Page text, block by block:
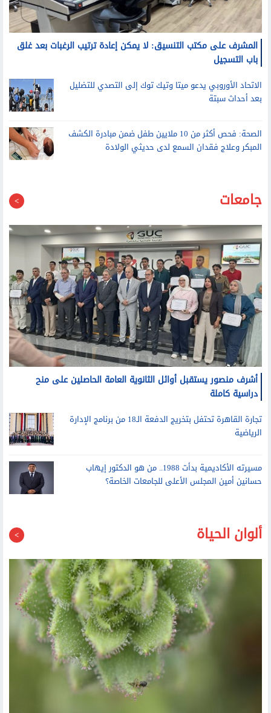
المشرف على مكتب التنسيق: لا يمكن إعادة ترتيب الرغبات بعد غلق
باب التسجيل
الاتحاد الأوروبي يدعو ميتا وتيك توك إلى التصدي للتضليل
بعد أحداث سبتة
جامعات
أشرف منصور يستقبل أوائل الثانوية العامة الحاصلين على منح
دراسية كاملة
تجارة القاهرة تحتفل بتخريج الدفعة الـ18 من برنامج الإدارة
الرياضية
حسانين أمين المجلس الأعلى للجامعات الخاصة؟
ألوان الحياة